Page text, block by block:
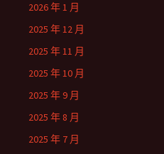
2026 年 1 月
2025 年 12 月
2025 年 11 月
2025 年 10 月
2025 年 9 月
2025 年 8 月
2025 年 7 月